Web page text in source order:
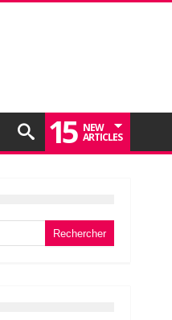
15 NEW
ARTICLES